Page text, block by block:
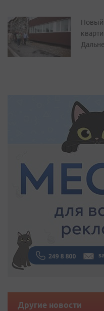
Новый
Другие новости